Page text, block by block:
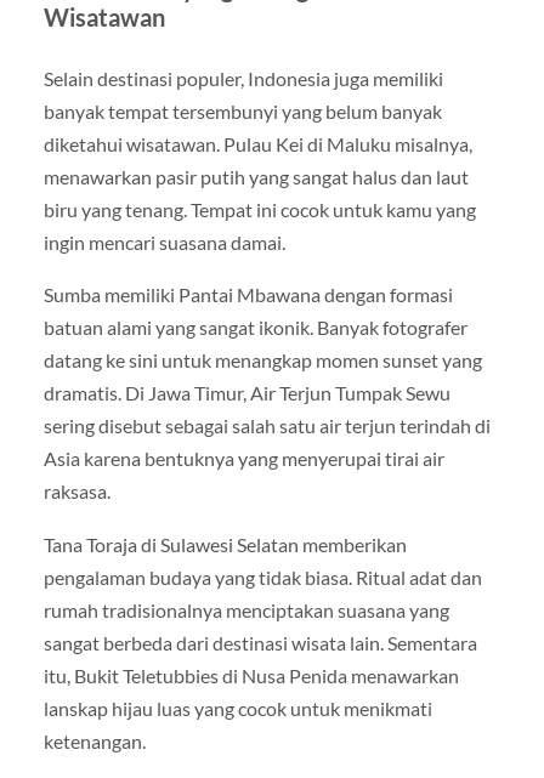
Wisatawan
Selain destinasi populer, Indonesia juga memiliki
banyak tempat tersembunyi yang belum banyak
diketahui wisatawan. Pulau Kei di Maluku misalnya,
menawarkan pasir putih yang sangat halus dan laut
biru yang tenang. Tempat ini cocok untuk kamu yang
ingin mencari suasana damai.
Sumba memiliki Pantai Mbawana dengan formasi
batuan alami yang sangat ikonik. Banyak fotografer
datang ke sini untuk menangkap momen sunset yang
dramatis. Di Jawa Timur, Air Terjun Tumpak Sewu
sering disebut sebagai salah satu air terjun terindah di
Asia karena bentuknya yang menyerupai tirai air
raksasa.
Tana Toraja di Sulawesi Selatan memberikan
pengalaman budaya yang tidak biasa. Ritual adat dan
rumah tradisionalnya menciptakan suasana yang
sangat berbeda dari destinasi wisata lain. Sementara
itu, Bukit Teletubbies di Nusa Penida menawarkan
lanskap hijau luas yang cocok untuk menikmati
ketenangan.